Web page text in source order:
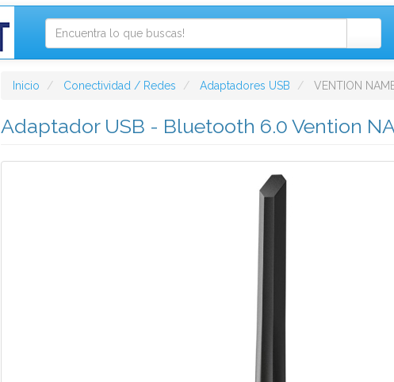
Inicio Conectividad / Redes Adaptadores USB VENTION
Adaptador USB - Bluetooth 6.0 Vention